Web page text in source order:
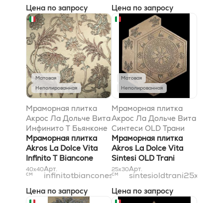
Цена по запросу Цена по запросу
Матовая
Неполированная
Мраморная плитка
Акрос Ла Дольче Вита
Инфинито T Бьянконе
Сильвер 40x40
Мраморная плитка
Akros La Dolce Vita
Infinito T Biancone
Silver 40x40
40x40
см
Арт.
infinitotbianconesilver40x40
Цена по запросу
Матовая
Неполированная
Мраморная плитка
Акрос Ла Дольче Вита
Синтеси OLD Трани
25x31,5
Мраморная плитка
Akros La Dolce Vita
Sintesi OLD Trani
25x31,5
25x30
см
Арт.
sintesioldtrani25x32
Цена по запросу